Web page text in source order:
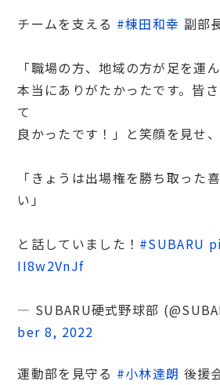
チームを支える #棟田和幸 副部
「職場の方、地域の方が足を運
本当にありがたかったです。皆
て
良かったです！」と笑顔を見せ、
「きょうは出場権を勝ち取った
い」
と話していました！ #SUBARU
II8w2VnJf
— SUBARU硬式野球部
ber 8, 2022
運動部を見守る #小林達朗 後援